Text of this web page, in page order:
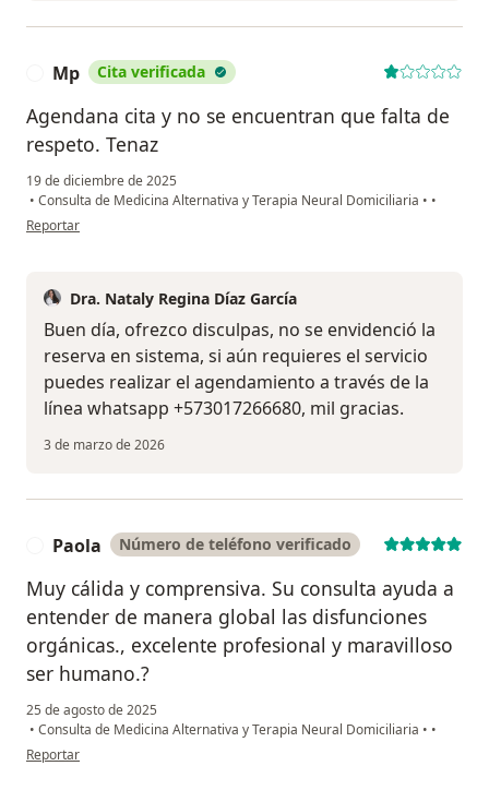
Mp Cita verificada
Agendana cita y no se encuentran que falta de
respeto. Tenaz
19 de diciembre de 2025
• Consulta de Medicina Alternativa y Terapia Neural Domiciliaria • •
en opinión del usuario Mp
Reportar
Dra. Nataly Regina Díaz García
Buen día, ofrezco disculpas, no se envidenció la
reserva en sistema, si aún requieres el servicio
puedes realizar el agendamiento a través de la
línea whatsapp +573017266680, mil gracias.
3 de marzo de 2026
Paola Número de teléfono verificado
Muy cálida y comprensiva. Su consulta ayuda a
entender de manera global las disfunciones
orgánicas., excelente profesional y maravilloso
ser humano.?
25 de agosto de 2025
• Consulta de Medicina Alternativa y Terapia Neural Domiciliaria • •
en opinión del usuario Paola
Reportar